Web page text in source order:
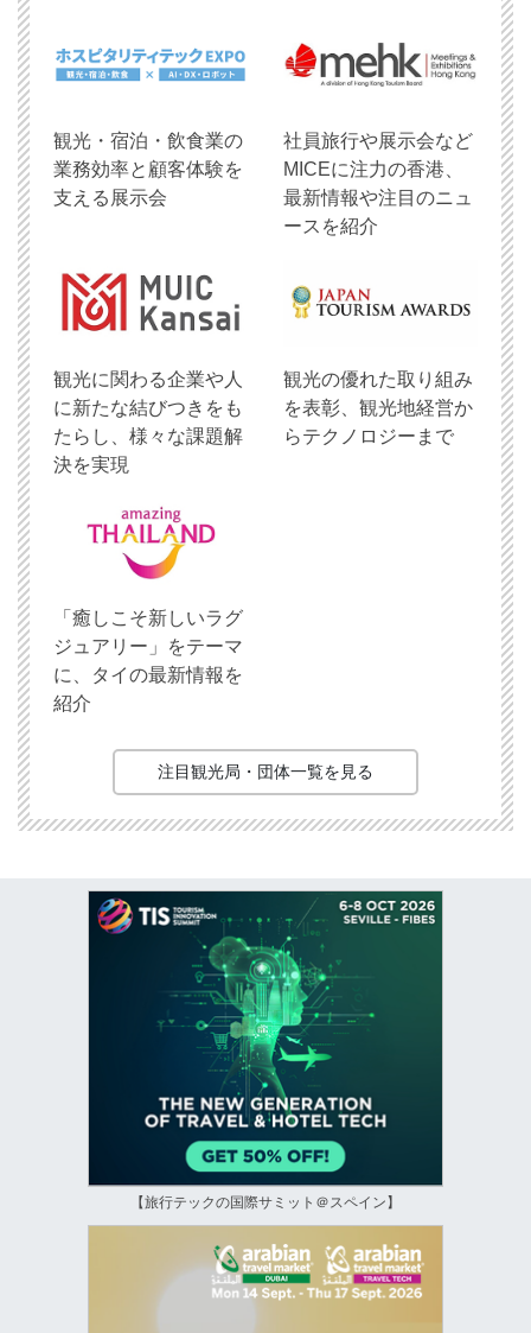
観光・宿泊・飲食業の
業務効率と顧客体験を
支える展示会
社員旅行や展示会など
MICEに注力の香港、
最新情報や注目のニュ
ースを紹介
観光に関わる企業や人
に新たな結びつきをも
たらし、様々な課題解
決を実現
観光の優れた取り組み
を表彰、観光地経営か
らテクノロジーまで
「癒しこそ新しいラグ
ジュアリー」をテーマ
に、タイの最新情報を
紹介
注目観光局・団体一覧を見る
【旅行テックの国際サミット＠スペイン】